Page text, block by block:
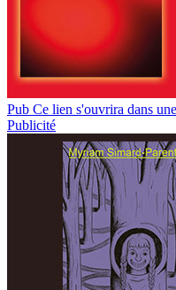
Pub Ce lien s'ouvrira dans
Publicité